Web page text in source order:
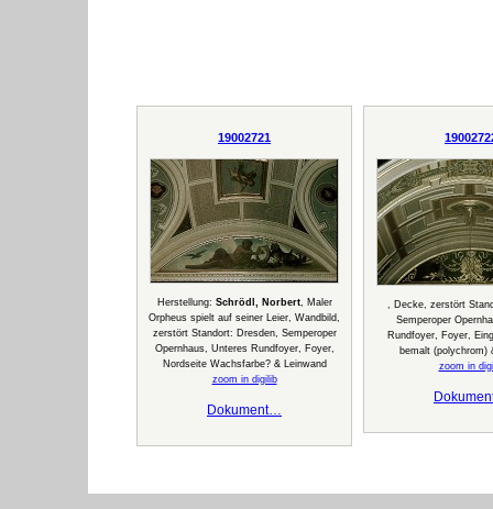
19002721
Herstellung: Schrödl, Norbert, Maler
Orpheus spielt auf seiner Leier, Wandbild,
zerstört Standort: Dresden, Semperoper
Opernhaus, Unteres Rundfoyer, Foyer,
Nordseite Wachsfarbe? & Leinwand
zoom in digilib
Dokument…
, Decke, zerstört
Semperoper
Rundfoyer, Foyer,
bemalt (polychrom)
zoom in